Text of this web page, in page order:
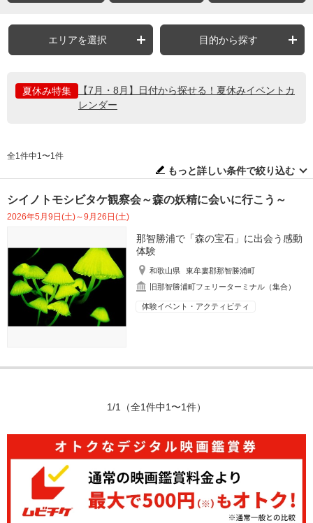
エリアを選択 目的から探す
夏休み特集
【7月・8月】日付から探せる！夏休みイベントカ
レンダー
全1件中1〜1件
もっと詳しい条件で絞り込む
シイノトモシビタケ観察会～森の妖精に会いに行こう～
2026年5月9日(土)～9月26日(土)
那智勝浦で「森の宝石」に出会う感動
体験
和歌山県
東牟婁郡那智勝浦町
旧那智勝浦町フェリーターミナル（集合）
体験イベント・アクティビティ
1/1 （全1件中1〜1件）